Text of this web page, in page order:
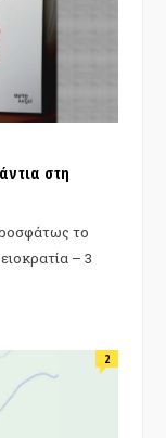
στη
το
– 3
2